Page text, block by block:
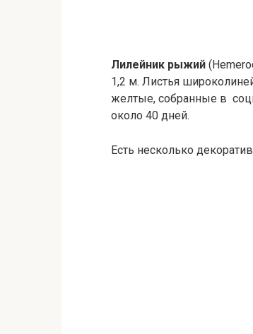
Лилейник рыжий
1,2 м. Листья
желтые, собранные в
около 40 дней.
Есть несколько